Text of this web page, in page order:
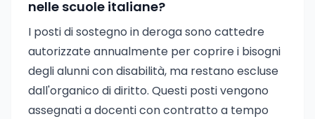
nelle scuole italiane?
I posti di sostegno in deroga sono cattedre
autorizzate annualmente per coprire i bisogni
degli alunni con disabilità, ma restano escluse
dall'organico di diritto. Questi posti vengono
assegnati a docenti con contratto a tempo